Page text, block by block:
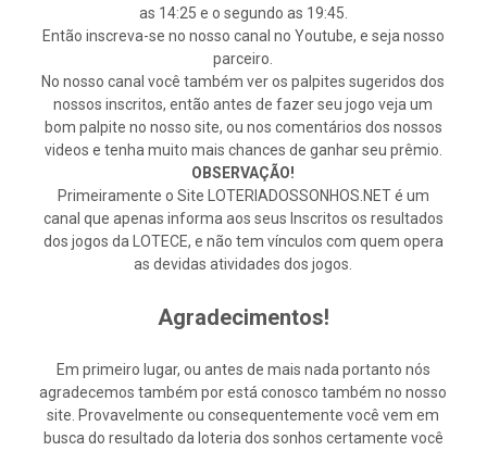
as 14:25 e o segundo as 19:45.
Então inscreva-se no nosso canal no Youtube, e seja nosso
parceiro.
No nosso canal você também ver os palpites sugeridos dos
nossos inscritos, então antes de fazer seu jogo veja um
bom palpite no nosso site, ou nos comentários dos nossos
videos e tenha muito mais chances de ganhar seu prêmio.
OBSERVAÇÃO!
Primeiramente o Site LOTERIADOSSONHOS.NET é um
canal que apenas informa aos seus Inscritos os resultados
dos jogos da LOTECE, e não tem vínculos com quem opera
as devidas atividades dos jogos.
Agradecimentos!
Em primeiro lugar, ou antes de mais nada portanto nós
agradecemos também por está conosco também no nosso
site. Provavelmente ou consequentemente você vem em
busca do resultado da loteria dos sonhos certamente você